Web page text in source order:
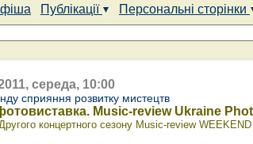
Публікації Персональні сторінки
середа, 10:00
сприяння розвитку мистецтв
Music-review Ukraine
концертного сезону Music-review WEEKEND